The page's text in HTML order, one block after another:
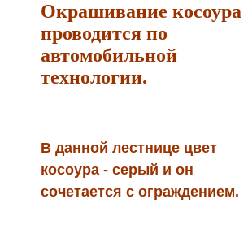
Окрашивание косоура
проводится по
автомобильной
технологии.
В данной лестнице цвет
косоура - серый и он
сочетается с ограждением.